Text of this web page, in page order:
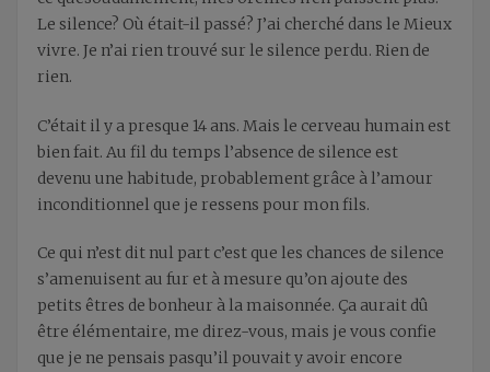
Le silence? Où était-il passé? J’ai cherché dans le Mieux
vivre. Je n’ai rien trouvé sur le silence perdu. Rien de
rien.
C’était il y a presque 14 ans. Mais le cerveau humain est
bien fait. Au fil du temps l’absence de silence est
devenu une habitude, probablement grâce à l’amour
inconditionnel que je ressens pour mon fils.
Ce qui n’est dit nul part c’est que les chances de silence
s’amenuisent au fur et à mesure qu’on ajoute des
petits êtres de bonheur à la maisonnée. Ça aurait dû
être élémentaire, me direz-vous, mais je vous confie
que je ne pensais pasqu’il pouvait y avoir encore